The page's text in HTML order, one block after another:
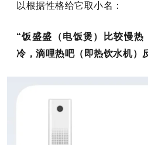
以根据性格给它取小名：
“饭盛盛（电饭煲）比较慢热
冷，滴哩热吧（即热饮水机）